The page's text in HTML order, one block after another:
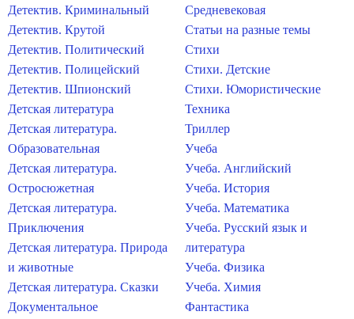
Детектив. Криминальный
Детектив. Крутой
Детектив. Политический
Детектив. Полицейский
Детектив. Шпионский
Детская литература
Детская литература.
Образовательная
Детская литература.
Остросюжетная
Детская литература.
Приключения
Детская литература. Природа
и животные
Детская литература. Сказки
Документальное
Средневековая
Статьи на разные темы
Стихи
Стихи. Детские
Стихи. Юмористические
Техника
Триллер
Учеба
Учеба. Английский
Учеба. История
Учеба. Математика
Учеба. Русский язык и
литература
Учеба. Физика
Учеба. Химия
Фантастика